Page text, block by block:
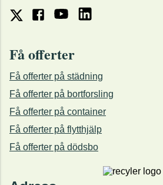
Få offerter
Få offerter på städning
Få offerter på bortforsling
Få offerter på container
Få offerter på flytthjälp
Få offerter på dödsbo